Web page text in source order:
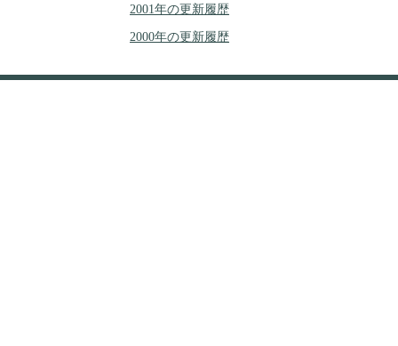
2001年の更新履歴
2000年の更新履歴